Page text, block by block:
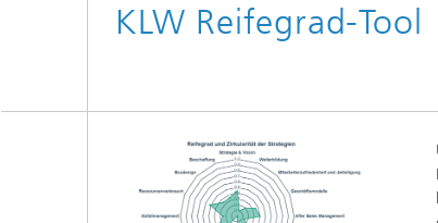
KLW Reifegrad-Tool